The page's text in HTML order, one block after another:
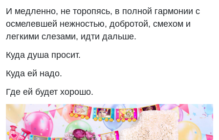
И медленно, не торопясь, в полной гармонии с
осмелевшей нежностью, добротой, смехом и
легкими слезами, идти дальше.
Куда душа просит.
Куда ей надо.
Где ей будет хорошо.